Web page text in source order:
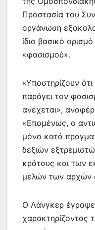
Προστασία του
οργάνωση
ίδιο βασικό
«φασισμού».
«Υποστηρίζουν
παράγει τον
ανέχεται»,
«Επομένως, ο
μόνο κατά
δεξιών
κράτους και των
μελών των αρχών
Ο Λάνγκερ έγραψε
χαρακτηρίζοντας